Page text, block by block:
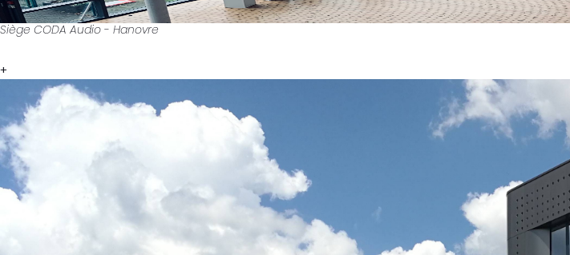
Siège CODA Audio - Hanovre
+